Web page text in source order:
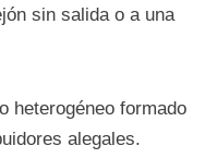
sin salida o a una
heterogéneo formado
alegales.